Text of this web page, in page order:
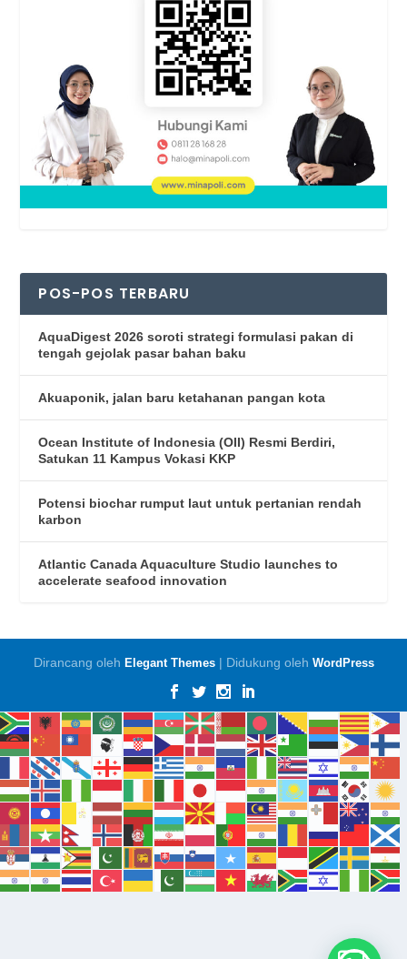
POS-POS TERBARU
AquaDigest 2026 soroti strategi formulasi pakan di
tengah gejolak pasar bahan baku
Akuaponik, jalan baru ketahanan pangan kota
Ocean Institute of Indonesia (OII) Resmi Berdiri,
Satukan 11 Kampus Vokasi KKP
Potensi biochar rumput laut untuk pertanian rendah
karbon
Atlantic Canada Aquaculture Studio launches to
accelerate seafood innovation
Dirancang oleh Elegant Themes| Didukung oleh WordPress